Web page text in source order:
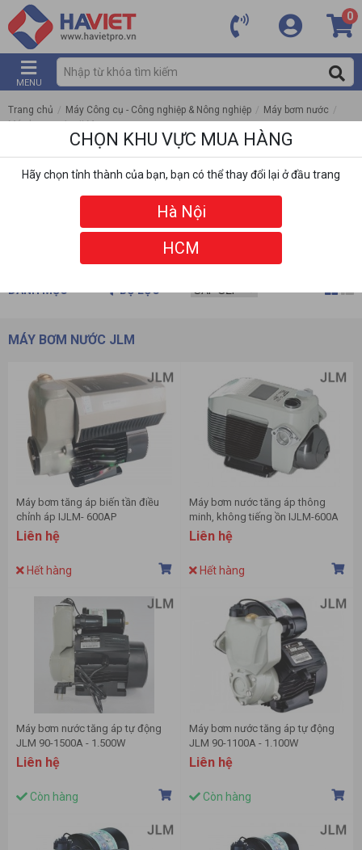
0
MENU
Trang chủ / Máy Công cụ - Công nghiệp & Nông nghiệp / Máy bơm nước /
Máy bơm nước JLM
DANH MỤC BỘ LỌC
MÁY BƠM NƯỚC JLM
Máy bơm tăng áp biến tần điều
chỉnh áp IJLM- 600AP
Liên hệ
Hết hàng
Máy bơm nước tăng áp thông
minh, không tiếng ồn IJLM-600A
Liên hệ
Hết hàng
Máy bơm nước tăng áp tự động
JLM 90-1500A - 1.500W
Liên hệ
Còn hàng
Máy bơm nước tăng áp tự động
JLM 90-1100A - 1.100W
Liên hệ
Còn hàng
CHỌN KHU VỰC MUA HÀNG
Hãy chọn tỉnh thành của bạn, bạn có thể thay đổi lại ở đầu trang
Hà Nội
HCM